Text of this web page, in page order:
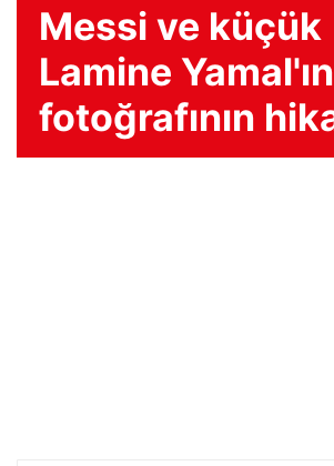
Messi ve küçük
Lamine Yamal'ın
fotoğrafının